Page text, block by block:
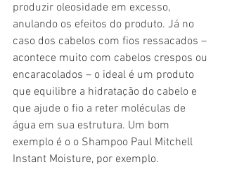
produzir oleosidade em excesso,
anulando os efeitos do produto. Já no
caso dos cabelos com fios ressacados –
acontece muito com cabelos crespos ou
encaracolados – o ideal é um produto
que equilibre a hidratação do cabelo e
que ajude o fio a reter moléculas de
água em sua estrutura. Um bom
exemplo é o o Shampoo Paul Mitchell
Instant Moisture, por exemplo.